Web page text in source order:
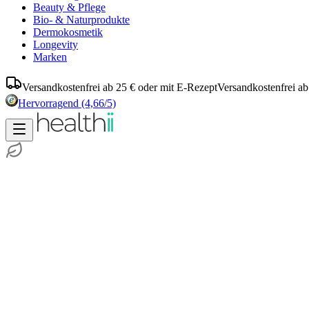
Beauty & Pflege
Bio- & Naturprodukte
Dermokosmetik
Longevity
Marken
Versandkostenfrei ab 25 € oder mit E-RezeptVersandkostenfrei
Hervorragend (4,66/5)